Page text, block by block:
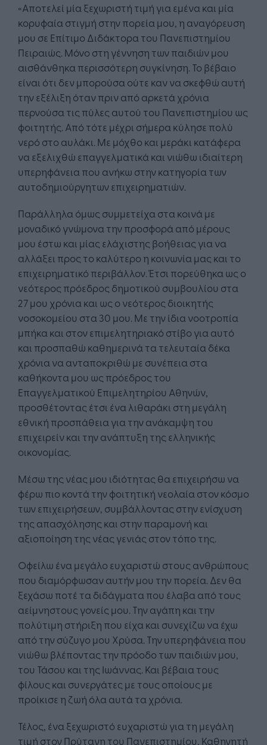
«Αποτελεί μία ξεχωριστή τιμή για εμένα και μία
κορυφαία στιγμή στην πορεία μου, η αναγόρευση
μου σε Επίτιμο Διδάκτορα του Πανεπιστημίου
Πειραιώς. Μόνο στη γέννηση των παιδιών μου
αισθάνθηκα περισσότερη συγκίνηση. Το βέβαιο
είναι ότι δεν μπορούσα ούτε καν να σκεφθώ αυτή
την εξέλιξη όταν πριν από αρκετά χρόνια
περνούσα τις πύλες αυτού του Πανεπιστημίου ως
φοιτητής. Από τότε μέχρι σήμερα κύλησε πολύ
νερό στο αυλάκι. Με μόχθο και μεράκι κατάφερα
να εξελιχθώ επαγγελματικά και νιώθω ιδιαίτερη
υπερηφάνεια που ανήκω στην κατηγορία των
αυτοδημιούργητων επιχειρηματιών.
Παράλληλα όμως συμμετείχα στα κοινά με
μοναδικό γνώμονα την προσφορά από μέρους
μου έστω και μίας ελάχιστης βοήθειας για να
αλλάξει προς το καλύτερο η κοινωνία μας και το
επιχειρηματικό περιβάλλον. Έτσι πορεύθηκα ως ο
νεότερος πρόεδρος δημοτικού συμβουλίου στα
27 μου χρόνια και ως ο νεότερος διοικητής
νοσοκομείου στα 30 μου. Με την ίδια νοοτροπία
μπήκα και στον επιμελητηριακό στίβο για αυτό
και προσπαθώ καθημερινά τα τελευταία δέκα
χρόνια να ανταποκριθώ με συνέπεια στα
καθήκοντα μου ως πρόεδρος του
Επαγγελματικού Επιμελητηρίου Αθηνών,
προσθέτοντας έτσι ένα λιθαράκι στη μεγάλη
εθνική προσπάθεια για την ανάκαμψη του
επιχειρείν και την ανάπτυξη της ελληνικής
οικονομίας.
Μέσω της νέας μου ιδιότητας θα επιχειρήσω να
φέρω πιο κοντά την φοιτητική νεολαία στον κόσμο
των επιχειρήσεων, συμβάλλοντας στην ενίσχυση
της απασχόλησης και στην παραμονή και
αξιοποίηση της νέας γενιάς στον τόπο της.
Οφείλω ένα μεγάλο ευχαριστώ στους ανθρώπους
που διαμόρφωσαν αυτήν μου την πορεία. Δεν θα
ξεχάσω ποτέ τα διδάγματα που έλαβα από τους
αείμνηστους γονείς μου. Την αγάπη και την
πολύτιμη στήριξη που είχα και συνεχίζω να έχω
από την σύζυγο μου Χρύσα. Την υπερηφάνεια που
νιώθω βλέποντας την πρόοδο των παιδιών μου,
του Τάσου και της Ιωάννας. Και βέβαια τους
φίλους και συνεργάτες με τους οποίους με
προίκισε η ζωή όλα αυτά τα χρόνια.
Τέλος, ένα ξεχωριστό ευχαριστώ για τη μεγάλη
τιμή στον Πρύτανη του Πανεπιστημίου, Καθηγητή